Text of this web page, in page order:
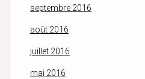
septembre 2016
août 2016
juillet 2016
mai 2016